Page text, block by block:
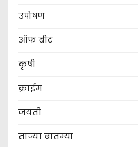
उपोषण
ऑफ बीट
कृषी
क्राईम
जयंती
ताज्या बातम्या